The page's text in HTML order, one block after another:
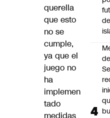
querella
que esto
no se
cumple,
ya que el
juego no
ha
implemen
tado
medidas